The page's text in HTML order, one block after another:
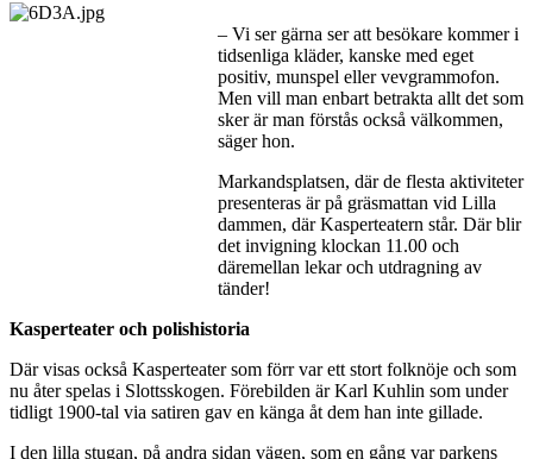
– Vi ser gärna ser att besökare kommer i
tidsenliga kläder, kanske med eget
positiv, munspel eller vevgrammofon.
Men vill man enbart betrakta allt det som
sker är man förstås också välkommen,
säger hon.
Markandsplatsen, där de flesta aktiviteter
presenteras är på gräsmattan vid Lilla
dammen, där Kasperteatern står. Där blir
det invigning klockan 11.00 och
däremellan lekar och utdragning av
tänder!
Kasperteater och polishistoria
Där visas också Kasperteater som förr var ett stort folknöje och som
nu åter spelas i Slottsskogen. Förebilden är Karl Kuhlin som under
tidligt 1900-tal via satiren gav en känga åt dem han inte gillade.
I den lilla stugan, på andra sidan vägen, som en gång var parkens